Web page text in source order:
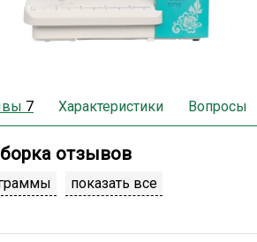
7 Характеристики Вопросы
отзывов
показать все